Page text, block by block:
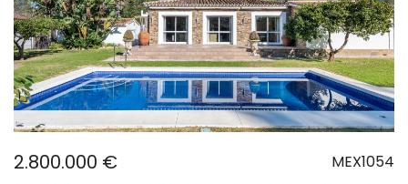
2.800.000 € MEX1054